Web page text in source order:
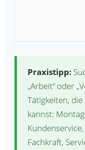
Praxistipp:
„Arbeit“ oder
Tätigkeiten,
kannst:
Fachkraft,